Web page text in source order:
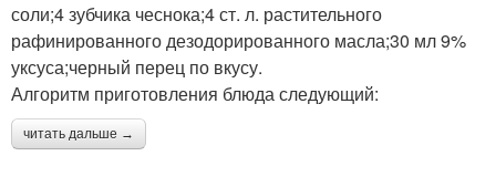
соли;4 зубчика чеснока;4 ст. л. растительного
рафинированного дезодорированного масла;30 мл 9%
уксуса;черный перец по вкусу.
Алгоритм приготовления блюда следующий:
читать дальше →